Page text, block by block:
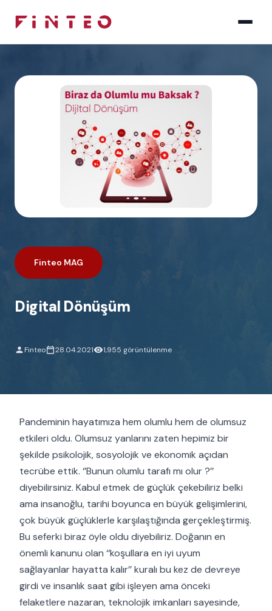
Finteo MAG
Digital Dönüşüm
Finteo 28.04.2021 1,955 görüntülenme
Pandeminin hayatımıza hem olumlu hem de olumsuz
etkileri oldu. Olumsuz yanlarını zaten hepimiz bir
şekilde psikolojik, sosyolojik ve ekonomik açıdan
tecrübe ettik. ‘’Bunun olumlu tarafı mı olur ?’’
diyebilirsiniz. Kabul etmek de güçlük çekebiliriz belki
ama insanoğlu, tarihi boyunca en büyük gelişimlerini,
çok büyük güçlüklerle karşılaştığında gerçekleştirmiş.
Bu seferki biraz öyle oldu diyebiliriz. Doğanın en
önemli kanunu olan ‘‘koşullara en iyi uyum
sağlayanlar hayatta kalır’’ kuralı bu kez de devreye
girdi ve insanlık saat gibi işleyen ama önceki
felaketlere nazaran, teknolojik imkanları sayesinde,